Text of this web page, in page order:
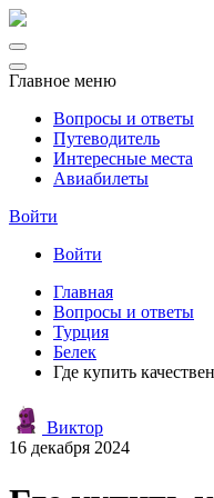
Главное меню
Вопросы и ответы
Путеводитель
Интересные места
Авиабилеты
Войти
Войти
Главная
Вопросы и ответы
Турция
Белек
Где купить
Виктор
16 декабря 2024